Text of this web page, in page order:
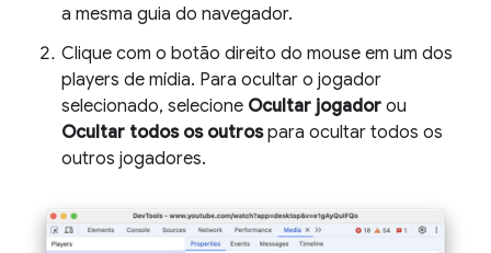
a mesma guia do navegador.
Clique com o botão direito do mouse em um dos
players de mídia. Para ocultar o jogador
selecionado, selecione Ocultar jogador ou
Ocultar todos os outrospara ocultar todos os
outros jogadores.